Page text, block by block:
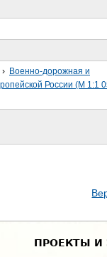
› Военно-дорожная и
России (М 1:1
ПРОЕКТЫ И